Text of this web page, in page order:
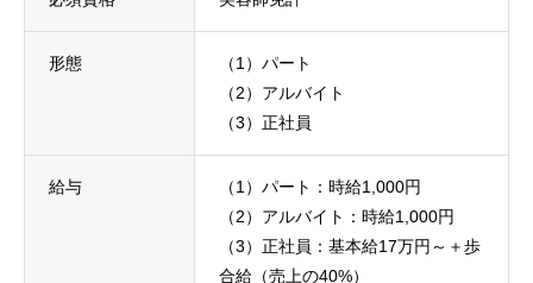
形態
（1）パート
（2）アルバイト
（3）正社員
給与
（1）パート：時給1,000円
（2）アルバイト：時給1,000円
（3）正社員：基本給17万円～＋歩
合給（売上の40%）